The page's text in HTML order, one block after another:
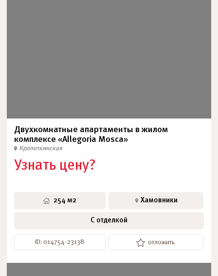
Двухкомнатные апартаменты в жилом
комплексе «Allegoria Mosca»
Кропоткинская
Узнать цену?
254 м2 Хамовники
С отделкой
ID: 014754-23138 отложить